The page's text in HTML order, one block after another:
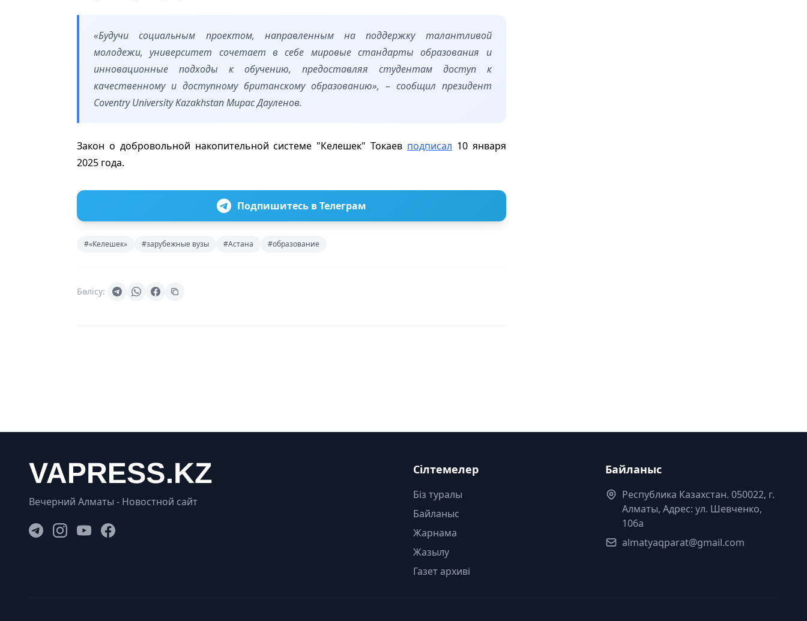
«Будучи социальным проектом, направленным на поддержку талантливой
молодежи, университет сочетает в себе мировые стандарты образования и
инновационные подходы к обучению, предоставляя студентам доступ к
качественному и доступному британскому образованию», – сообщил президент
Coventry University Kazakhstan Мирас Дауленов.
Закон о добровольной накопительной системе "Келешек" Токаев подписал 10 января
2025 года.
Подпишитесь в Телеграм
#«Келешек» #зарубежные вузы #Астана #образование
Бөлісу:
Вечерний Алматы - Новостной сайт
Сілтемелер
Біз туралы
Байланыс
Жарнама
Жазылу
Газет архиві
Байланыс
Республика Казахстан. 050022, г.
Алматы, Адрес: ул. Шевченко,
106а
almatyaqparat@gmail.com